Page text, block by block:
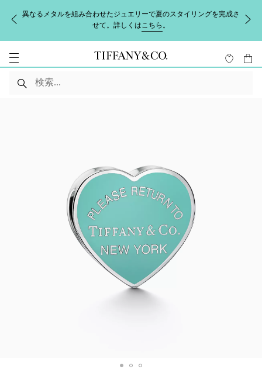
異なるメタルを組み合わせたジュエリーで夏のスタイリングを完成さ
せて。詳しくはこちら 。